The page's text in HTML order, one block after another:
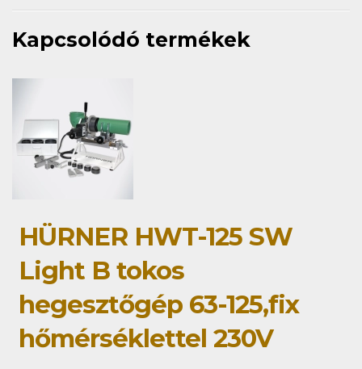
Kapcsolódó termékek
HÜRNER HWT-125 SW
Light B tokos
hegesztőgép 63-125,fix
hőmérséklettel 230V